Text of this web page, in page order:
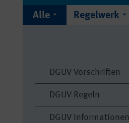
Alle Regelwerk
DGUV Vorschriften
DGUV Regeln
DGUV Informationen